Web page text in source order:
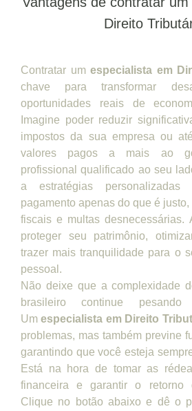
Direito
Contratar umespecialista em
chave para transformar
oportunidades reais de
Imagine poder reduzir
impostos da sua empresa ou
valores pagos a mais ao
profissional qualificado ao seu
a estratégias
pagamento apenas do que é
fiscais e multas desnecessárias.
proteger seu patrimônio,
trazer mais tranquilidade para o
pessoal.
Não deixe que a complexidade
brasileiro continue
Umespecialista em Direito
problemas, mas também previne
garantindo que você esteja
Está na hora de tomar as
financeira e garantir o retorno
Clique no botão abaixo e dê o